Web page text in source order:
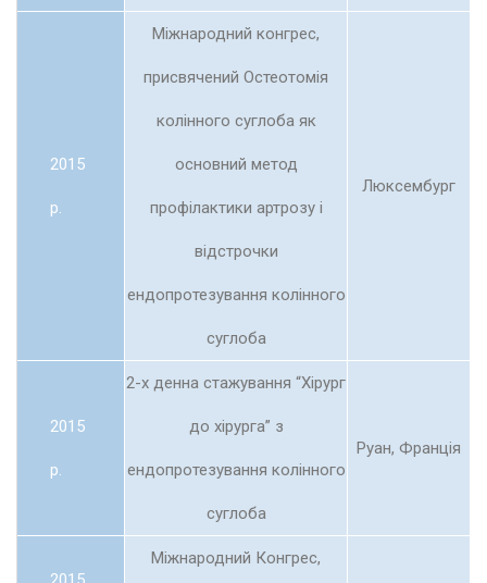
2015
р.
Міжнародний конгрес,
присвячений Остеотомія
колінного суглоба як
основний метод
профілактики артрозу і
відстрочки
ендопротезування колінного
суглоба
Люксембург
2015
р.
2-х денна стажування “Хірург
до хірурга” з
ендопротезування колінного
суглоба
Руан, Франція
Міжнародний Конгрес,